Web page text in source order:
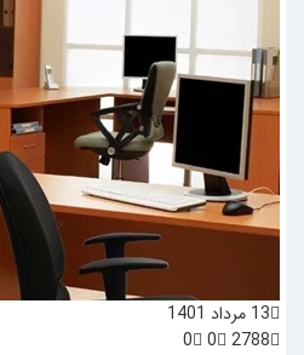
13 مرداد 1401
2788
0
0